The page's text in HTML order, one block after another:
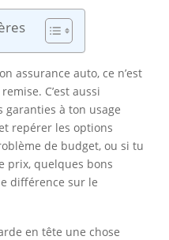
assurance auto, ce n’est
C’est aussi
garanties à ton usage
repérer les options
de budget, ou si tu
prix, quelques bons
différence sur le
en tête une chose